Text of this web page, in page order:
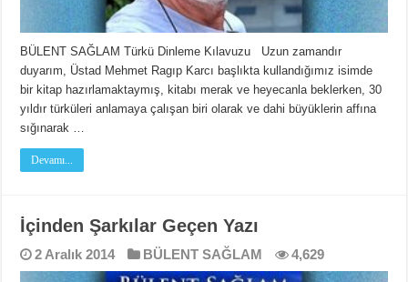
BÜLENT SAĞLAM Türkü Dinleme Kılavuzu Uzun zamandır
duyarım, Üstad Mehmet Ragıp Karcı başlıkta kullandığımız isimde
bir kitap hazırlamaktaymış, kitabı merak ve heyecanla beklerken, 30
yıldır türküleri anlamaya çalışan biri olarak ve dahi büyüklerin affına
sığınarak …
Devamı...
İçinden Şarkılar Geçen Yazı
2 Aralık 2014 BÜLENT SAĞLAM 4,629